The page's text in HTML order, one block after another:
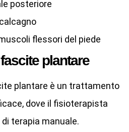
posteriore
flessori del piede
plantare
plantare è un trattamento
dove il fisioterapista
terapia manuale.